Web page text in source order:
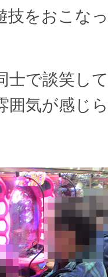
技をおこな
士で談笑し
囲気が感じ